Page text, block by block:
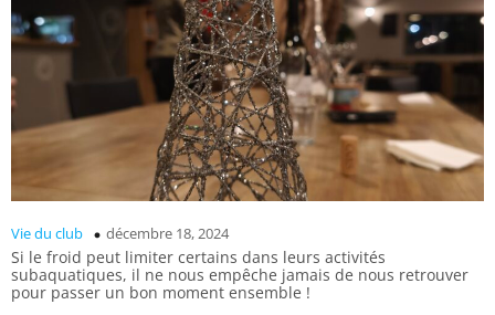
Vie du club décembre 18, 2024
Si le froid peut limiter certains dans leurs activités
subaquatiques, il ne nous empêche jamais de nous retrouver
pour passer un bon moment ensemble !